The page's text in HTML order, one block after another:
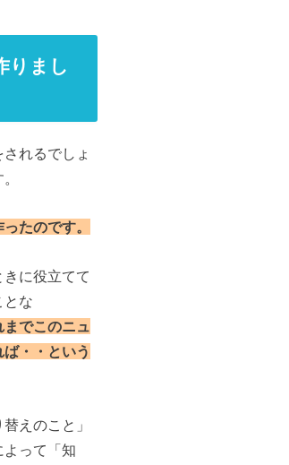
りまし
れるでしょ
たのです。
に役立てて
とな
までこのニュ
・・という
えのこと」
って「知